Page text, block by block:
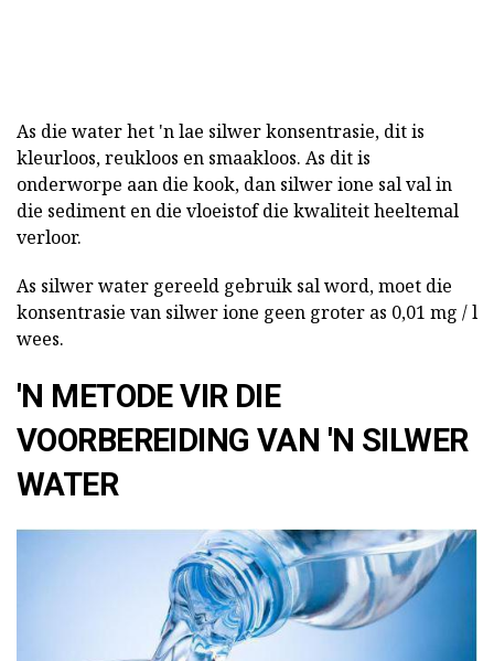
As die water het 'n lae silwer konsentrasie, dit is
kleurloos, reukloos en smaakloos. As dit is
onderworpe aan die kook, dan silwer ione sal val in
die sediment en die vloeistof die kwaliteit heeltemal
verloor.
As silwer water gereeld gebruik sal word, moet die
konsentrasie van silwer ione geen groter as 0,01 mg / l
wees.
'N METODE VIR DIE
VOORBEREIDING VAN 'N SILWER
WATER